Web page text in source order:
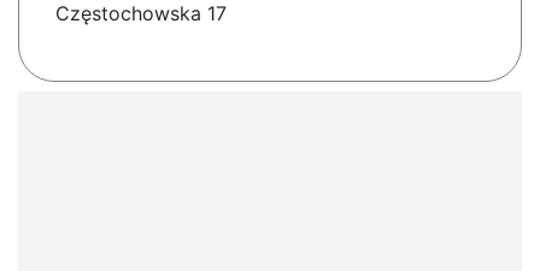
Częstochowska 17